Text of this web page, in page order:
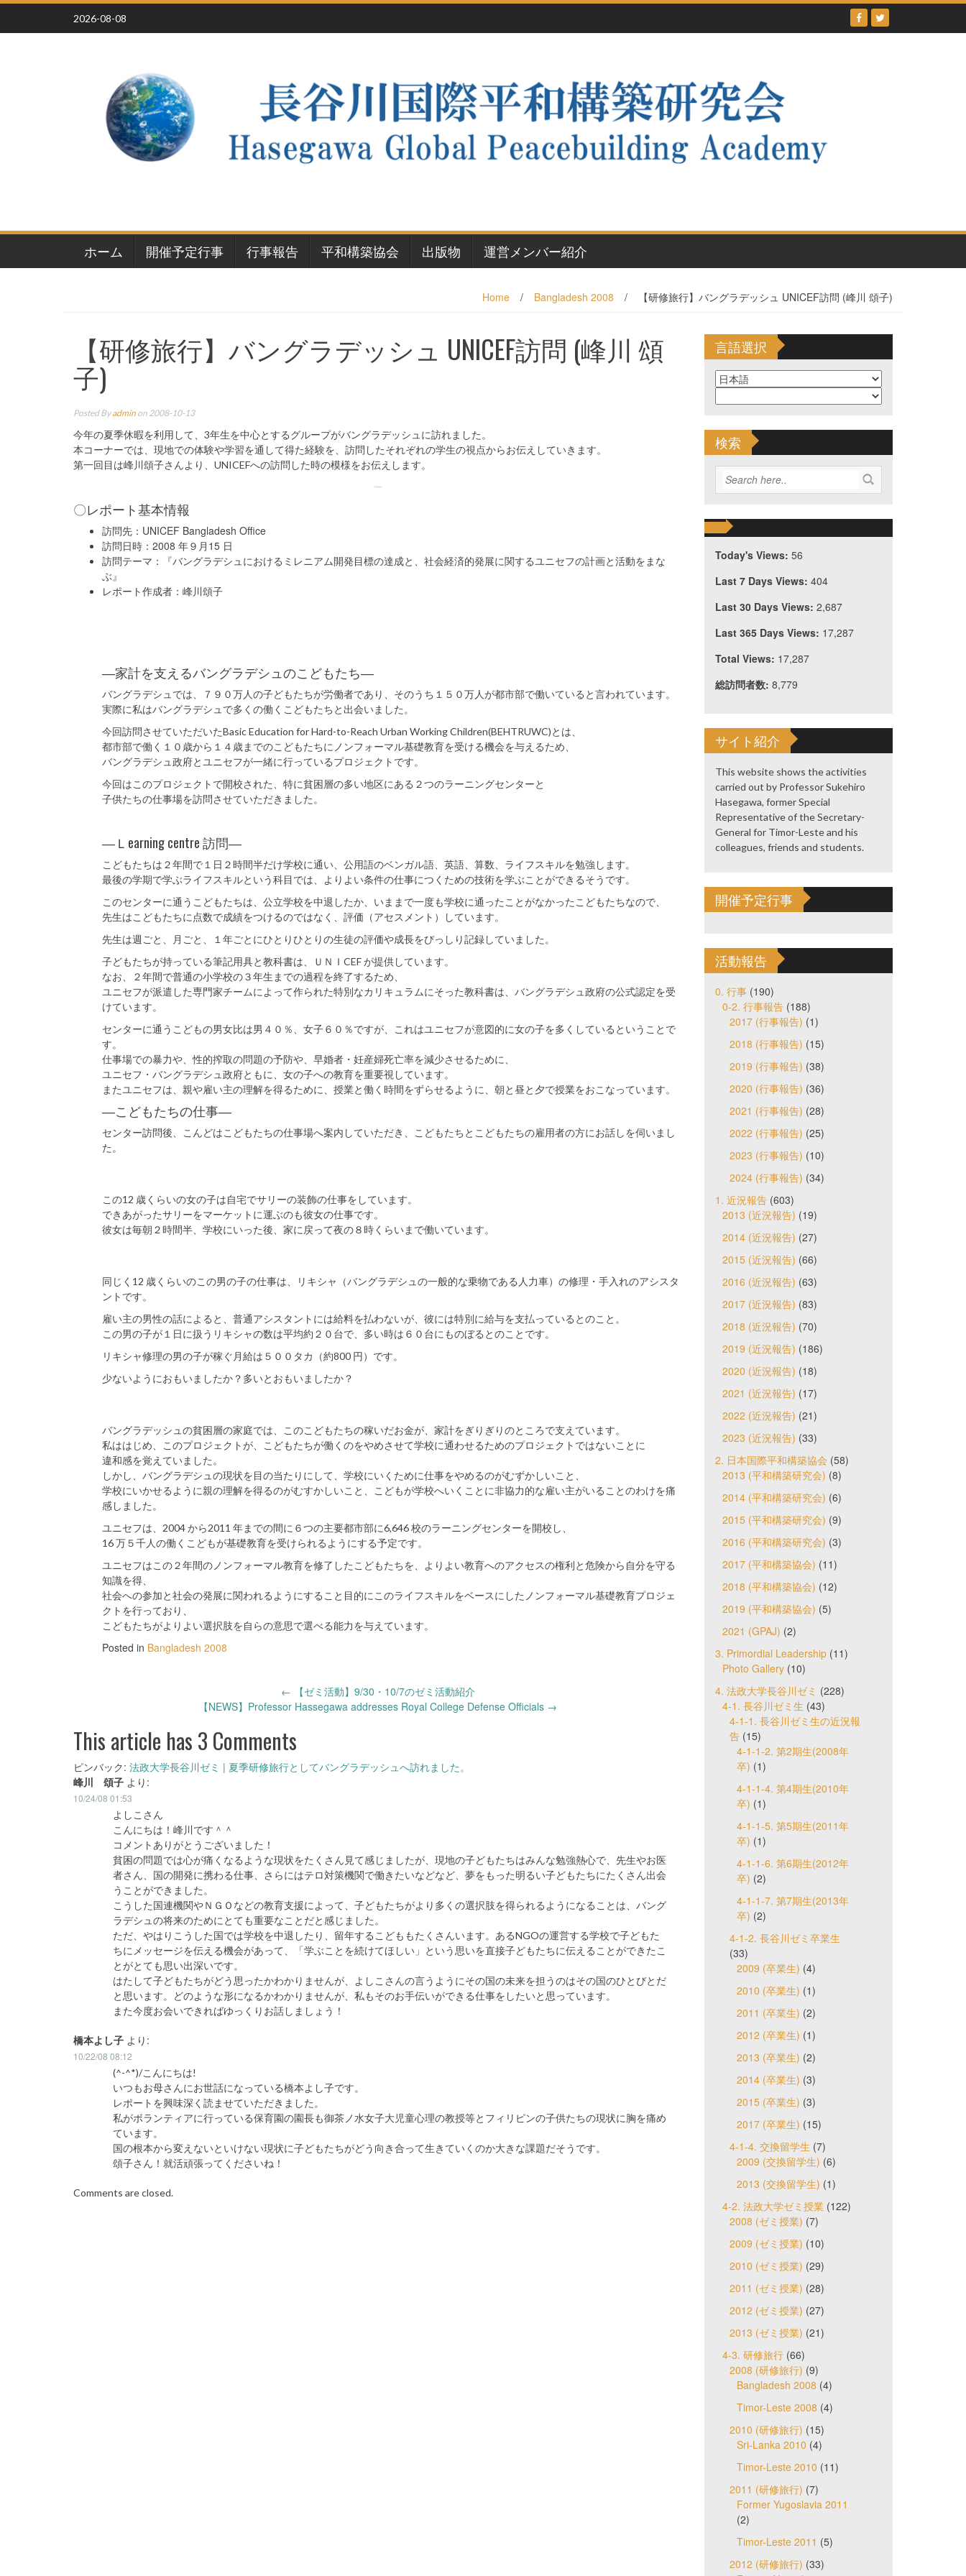
Skip
content
2026-08-08
ホーム 開催予定行事 行事報告 平和構築協会 出版物 運営メンバー紹介
Home / Bangladesh 2008 / 【研修旅行】バングラデッシュ UNICEF訪問 (峰川 頌子)
【研修旅行】バングラデッシュ UNICEF訪問 (峰川 頌
子)
Posted Byadmin on 2008-10-13
今年の夏季休暇を利用して、3年生を中心とするグループがバングラデッシュに訪れました。
本コーナーでは、現地での体験や学習を通して得た経験を、訪問したそれぞれの学生の視点からお伝えしていきます。
第一回目は峰川頌子さんより、UNICEFへの訪問した時の模様をお伝えします。
〇レポート基本情報
訪問先：UNICEF Bangladesh Office
訪問日時：2008 年９月15 日
訪問テーマ：『バングラデシュにおけるミレニアム開発目標の達成と、社会経済的発展に関するユニセフの計画と活動をまな
ぶ』
レポート作成者：峰川頌子
―家計を支えるバングラデシュのこどもたち―
バングラデシュでは、７９０万人の子どもたちが労働者であり、そのうち１５０万人が都市部で働いていると言われています。
実際に私はバングラデシュで多くの働くこどもたちと出会いました。
今回訪問させていただいたBasic Education for Hard-to-Reach Urban Working Children(BEHTRUWC)とは、
都市部で働く１０歳から１４歳までのこどもたちにノンフォーマル基礎教育を受ける機会を与えるため、
バングラデシュ政府とユニセフが一緒に行っているプロジェクトです。
今回はこのプロジェクトで開校された、特に貧困層の多い地区にある２つのラーニングセンターと
子供たちの仕事場を訪問させていただきました。
―Ｌearning centre 訪問―
こどもたちは２年間で１日２時間半だけ学校に通い、公用語のベンガル語、英語、算数、ライフスキルを勉強します。
最後の学期で学ぶライフスキルという科目では、よりよい条件の仕事につくための技術を学ぶことができるそうです。
このセンターに通うこどもたちは、公立学校を中退したか、いままで一度も学校に通ったことがなかったこどもたちなので、
先生はこどもたちに点数で成績をつけるのではなく、評価（アセスメント）しています。
先生は週ごと、月ごと、１年ごとにひとりひとりの生徒の評価や成長をびっしり記録していました。
子どもたちが持っている筆記用具と教科書は、ＵＮＩCEF が提供しています。
なお、２年間で普通の小学校の３年生までの過程を終了するため、
ユニセフが派遣した専門家チームによって作られた特別なカリキュラムにそった教科書は、バングラデシュ政府の公式認定を受
けています。
センターに通うこどもの男女比は男４０％、女子６０％ですが、これはユニセフが意図的に女の子を多くしているということで
す。
仕事場での暴力や、性的搾取の問題の予防や、早婚者・妊産婦死亡率を減少させるために、
ユニセフ・バングラデシュ政府ともに、女の子への教育を重要視しています。
またユニセフは、親や雇い主の理解を得るために、授業と働く時間をずらせるように、朝と昼と夕で授業をおこなっています。
―こどもたちの仕事―
センター訪問後、こんどはこどもたちの仕事場へ案内していただき、こどもたちとこどもたちの雇用者の方にお話しを伺いまし
た。
この12 歳くらいの女の子は自宅でサリーの装飾の仕事をしています。
できあがったサリーをマーケットに運ぶのも彼女の仕事です。
彼女は毎朝２時間半、学校にいった後、家に戻って夜の８時くらいまで働いています。
同じく12 歳くらいのこの男の子の仕事は、リキシャ（バングラデシュの一般的な乗物である人力車）の修理・手入れのアシスタ
ントです。
雇い主の男性の話によると、普通アシスタントには給料を払わないが、彼には特別に給与を支払っているとのこと。
この男の子が１日に扱うリキシャの数は平均約２０台で、多い時は６０台にものぼるとのことです。
リキシャ修理の男の子が稼ぐ月給は５００タカ（約800 円）です。
少ないようにおもいましたか？多いとおもいましたか？
バングラデッシュの貧困層の家庭では、このこどもたちの稼いだお金が、家計をぎりぎりのところで支えています。
私ははじめ、このプロジェクトが、こどもたちが働くのをやめさせて学校に通わせるためのプロジェクトではないことに
違和感を覚えていました。
しかし、バングラデシュの現状を目の当たりにして、学校にいくために仕事をやめるのがむずかしいこと、
学校にいかせるように親の理解を得るのがむすかしいこと、こどもが学校へいくことに非協力的な雇い主がいることのわけを痛
感しました。
ユニセフは、2004 から2011 年までの間に６つの主要都市部に6,646 校のラーニングセンターを開校し、
16 万５千人の働くこどもが基礎教育を受けられるようにする予定です。
ユニセフはこの２年間のノンフォーマル教育を修了したこどもたちを、よりよい教育へのアクセスの権利と危険から自分を守る
知識を得、
社会への参加と社会の発展に関われるようにすること目的にこのライフスキルをベースにしたノンフォーマル基礎教育プロジェ
クトを行っており、
こどもたちがよりよい選択肢を自らの意思で選べる能力を与えています。
Posted in Bangladesh 2008
navigation
← 【ゼミ活動】9/30・10/7のゼミ活動紹介
【NEWS】Professor Hassegawa addresses Royal College Defense Officials →
This article has 3 Comments
ピンバック: 法政大学長谷川ゼミ | 夏季研修旅行としてバングラデッシュへ訪れました。
峰川 頌子 より:
10/24/08 01:53
よしこさん
こんにちは！峰川です＾＾
コメントありがとうございました！
貧困の問題では心が痛くなるような現状をたくさん見て感じましたが、現地の子どもたちはみんな勉強熱心で、先生やお医
者さん、国の開発に携わる仕事、さらにはテロ対策機関で働きたいなどなど、夢をもった明るい子どもたちにたくさん出会
うことができました。
こうした国連機関やＮＧＯなどの教育支援によって、子どもたちがより多くの選択肢を得られるようになることは、バング
ラデシュの将来のためにとても重要なことだと感じました。
ただ、やはりこうした国では学校を中退したり、留年するこどももたくさんいます。あるNGOの運営する学校で子どもた
ちにメッセージを伝える機会があって、「学ぶことを続けてほしい」という思いを直接子どもたちに伝えることができたこ
とがとても思い出深いです。
はたして子どもたちがどう思ったかわかりませんが、よしこさんの言うようにその国の未来を担うのはその国のひとびとだ
と思います。どのような形になるかわかりませんが、私もそのお手伝いができる仕事をしたいと思っています。
また今度お会いできればゆっくりお話しましょう！
橋本よし子 より:
10/22/08 08:12
(^-^*)/こんにちは!
いつもお母さんにお世話になっている橋本よし子です。
レポートを興味深く読ませていただきました。
私がボランティアに行っている保育園の園長も御茶ノ水女子大児童心理の教授等とフィリピンの子供たちの現状に胸を痛め
ています。
国の根本から変えないといけない現状に子どもたちがどう向き合って生きていくのか大きな課題だそうです。
頌子さん！就活頑張ってくださいね！
Comments are closed.
言語選択
検索
Today's Views: 56
Last 7 Days Views: 404
Last 30 Days Views: 2,687
Last 365 Days Views: 17,287
Total Views: 17,287
総訪問者数: 8,779
サイト紹介
This website shows the activities
carried out by Professor Sukehiro
Hasegawa, former Special
Representative of the Secretary-
General for Timor-Leste and his
colleagues, friends and students.
開催予定行事
活動報告
0. 行事(190)
0-2. 行事報告(188)
2017 (行事報告) (1)
2018 (行事報告) (15)
2019 (行事報告) (38)
2020 (行事報告) (36)
2021 (行事報告) (28)
2022 (行事報告) (25)
2023 (行事報告) (10)
2024 (行事報告) (34)
1. 近況報告(603)
2013 (近況報告) (19)
2014 (近況報告) (27)
2015 (近況報告) (66)
2016 (近況報告) (63)
2017 (近況報告) (83)
2018 (近況報告) (70)
2019 (近況報告) (186)
2020 (近況報告) (18)
2021 (近況報告) (17)
2022 (近況報告) (21)
2023 (近況報告) (33)
2. 日本国際平和構築協会 (58)
2013 (平和構築研究会) (8)
2014 (平和構築研究会) (6)
2015 (平和構築研究会) (9)
2016 (平和構築研究会) (3)
2017 (平和構築協会) (11)
2018 (平和構築協会) (12)
2019 (平和構築協会) (5)
2021 (GPAJ) (2)
3. Primordial Leadership(11)
Photo Gallery(10)
4. 法政大学長谷川ゼミ (228)
4-1. 長谷川ゼミ生 (43)
4-1-1. 長谷川ゼミ生の近況報
告(15)
4-1-1-2. 第2期生(2008年
卒) (1)
4-1-1-4. 第4期生(2010年
卒) (1)
4-1-1-5. 第5期生(2011年
卒) (1)
4-1-1-6. 第6期生(2012年
卒) (2)
4-1-1-7. 第7期生(2013年
卒) (2)
4-1-2. 長谷川ゼミ卒業生
(33)
2009 (卒業生) (4)
2010 (卒業生) (1)
2011 (卒業生) (2)
2012 (卒業生) (1)
2013 (卒業生) (2)
2014 (卒業生) (3)
2015 (卒業生) (3)
2017 (卒業生) (15)
4-1-4. 交換留学生 (7)
2009 (交換留学生) (6)
2013 (交換留学生) (1)
4-2. 法政大学ゼミ授業(122)
2008 (ゼミ授業) (7)
2009 (ゼミ授業) (10)
2010 (ゼミ授業) (29)
2011 (ゼミ授業) (28)
2012 (ゼミ授業) (27)
2013 (ゼミ授業) (21)
4-3. 研修旅行(66)
2008 (研修旅行) (9)
Bangladesh 2008 (4)
Timor-Leste 2008 (4)
2010 (研修旅行) (15)
Sri-Lanka 2010 (4)
Timor-Leste 2010 (11)
2011 (研修旅行) (7)
Former Yugoslavia 2011
(2)
Timor-Leste 2011 (5)
2012 (研修旅行) (33)